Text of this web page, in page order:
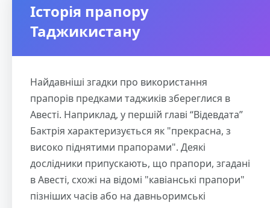
Історія прапору
Таджикистану
Найдавніші згадки про використання
прапорів предками таджиків збереглися в
Авесті. Наприклад, у першій главі “Відевдата”
Бактрія характеризується як "прекрасна, з
високо піднятими прапорами". Деякі
дослідники припускають, що прапори, згадані
в Авесті, схожі на відомі "кавіанські прапори"
пізніших часів або на давньоримські